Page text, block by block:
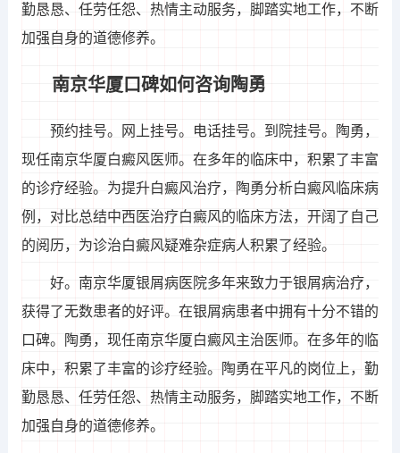
勤恳恳、任劳任怨、热情主动服务，脚踏实地工作，不断
加强自身的道德修养。
南京华厦口碑如何咨询陶勇
预约挂号。网上挂号。电话挂号。到院挂号。陶勇，
现任南京华厦白癜风医师。在多年的临床中，积累了丰富
的诊疗经验。为提升白癜风治疗，陶勇分析白癜风临床病
例，对比总结中西医治疗白癜风的临床方法，开阔了自己
的阅历，为诊治白癜风疑难杂症病人积累了经验。
好。南京华厦银屑病医院多年来致力于银屑病治疗，
获得了无数患者的好评。在银屑病患者中拥有十分不错的
口碑。陶勇，现任南京华厦白癜风主治医师。在多年的临
床中，积累了丰富的诊疗经验。陶勇在平凡的岗位上，勤
勤恳恳、任劳任怨、热情主动服务，脚踏实地工作，不断
加强自身的道德修养。